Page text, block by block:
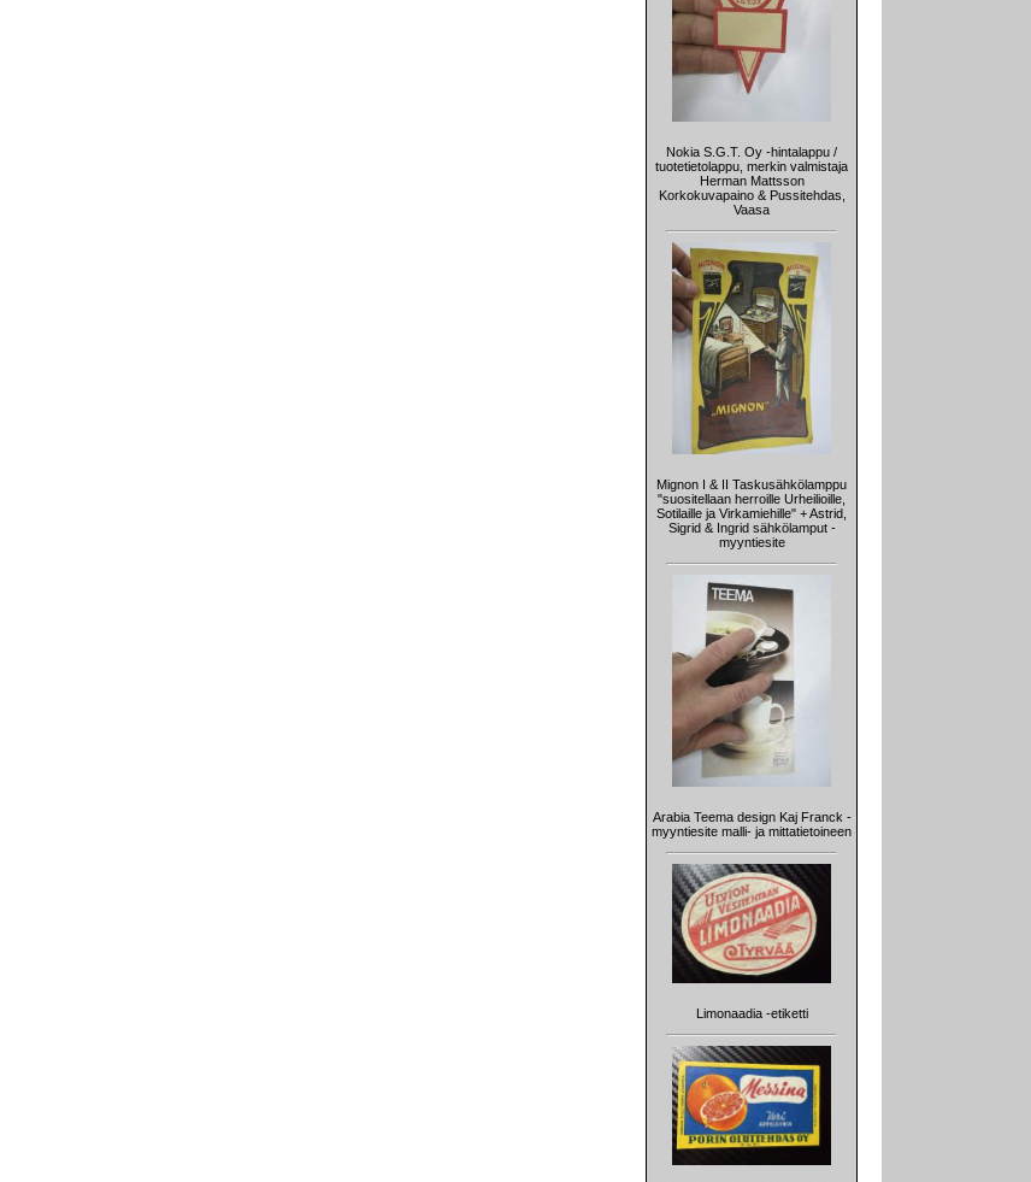
Nokia S.G.T. Oy -hintalappu /
tuotetietolappu, merkin valmistaja
Herman Mattsson
Korkokuvapaino & Pussitehdas,
Vaasa
Mignon I & II Taskusähkölamppu
"suositellaan herroille Urheilioille,
Sotilaille ja Virkamiehille" + Astrid,
Sigrid & Ingrid sähkölamput -
myyntiesite
Arabia Teema design Kaj Franck -
myyntiesite malli- ja mittatietoineen
Limonaadia -etiketti